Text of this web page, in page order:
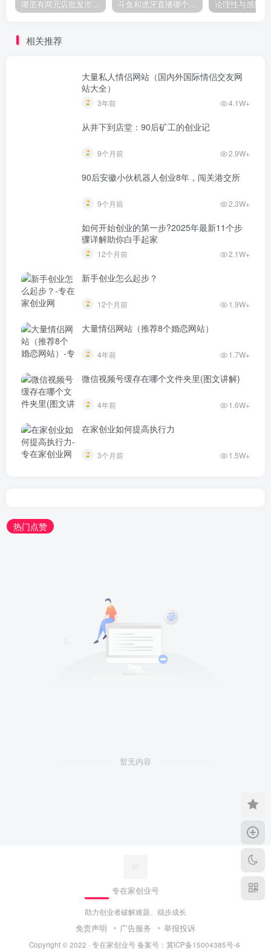
相关推荐
大量私人情侣网站（国内外国际情侣交友网
站大全）
3年前 4.1W+
从井下到店堂：90后矿工的创业记
9个月前 2.9W+
90后安徽小伙机器人创业8年，闯关港交所
9个月前 2.3W+
如何开始创业的第一步?2025年最新11个步
骤详解助你白手起家
12个月前 2.1W+
新手创业怎么起步？
12个月前 1.9W+
大量情侣网站（推荐8个婚恋网站）
4年前 1.7W+
微信视频号缓存在哪个文件夹里(图文讲解)
4年前 1.6W+
在家创业如何提高执行力
3个月前 1.5W+
热门点赞
暂无内容
专在家创业号
助力创业者破解难题、稳步成长
免责声明 广告服务 举报投诉
Copyright © 2022 · 专在家创业号备案号： 冀ICP备15004385号-6